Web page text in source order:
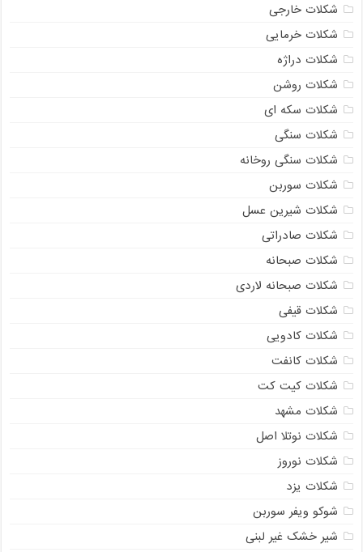
شکلات خارجی
شکلات خرمایی
شکلات دراژه
شکلات روشن
شکلات سکه ای
شکلات سنگی
شکلات سنگی روخانه
شکلات سوربن
شکلات شیرین عسل
شکلات صادراتی
شکلات صبحانه
شکلات صبحانه لاردی
شکلات قیفی
شکلات کادویی
شکلات کانفت
شکلات کیت کت
شکلات مشهد
شکلات نوتلا اصل
شکلات نوروز
شکلات یزد
شوکو ویفر سوربن
شیر خشک غیر لبنی